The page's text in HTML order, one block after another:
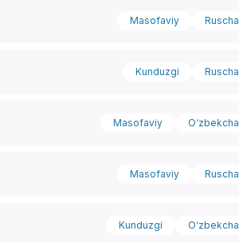
Masofaviy Ruscha
Kunduzgi Ruscha
Masofaviy O‘zbekcha
Masofaviy Ruscha
Kunduzgi O‘zbekcha